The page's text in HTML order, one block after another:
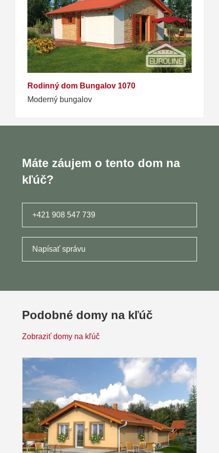
Rodinný dom Bungalov 1070
Moderný bungalov
Máte záujem o tento dom na
kľúč?
+421 908 547 739
Napísať správu
Podobné domy na kľúč
Zobraziť domy na kľúč